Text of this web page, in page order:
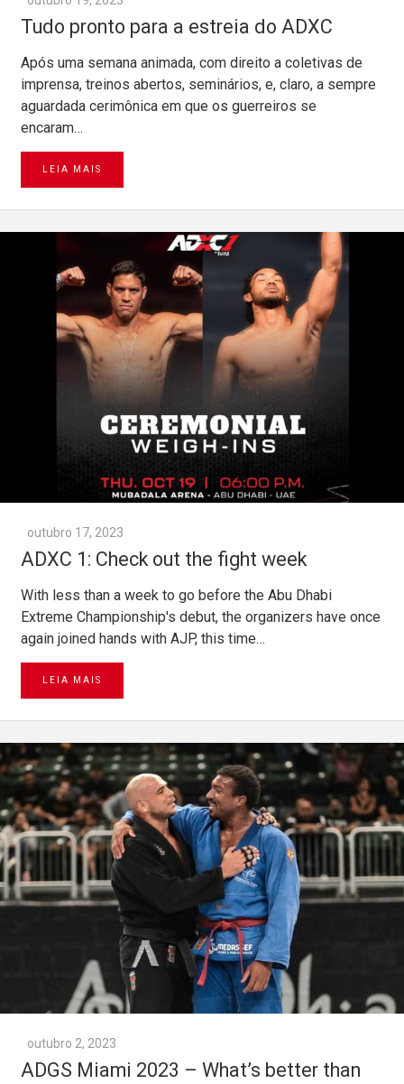
Tudo pronto para a estreia do ADXC
Após uma semana animada, com direito a coletivas de
imprensa, treinos abertos, seminários, e, claro, a sempre
aguardada cerimônica em que os guerreiros se
encaram…
LEIA MAIS
outubro 17, 2023
ADXC 1: Check out the fight week
With less than a week to go before the Abu Dhabi
Extreme Championship's debut, the organizers have once
again joined hands with AJP, this time…
LEIA MAIS
outubro 2, 2023
ADGS Miami 2023 – What’s better than